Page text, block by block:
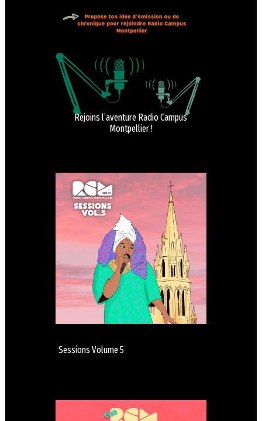
Rejoins l’aventure Radio Campus
Montpellier !
Sessions Volume 5